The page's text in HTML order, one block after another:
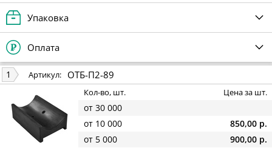
Упаковка
Оплата
1 Артикул: ОТБ-П2-89
Кол-во, шт. Цена за шт.
от 30 000
от 10 000
850,00 р.
от 5 000
900,00 р.